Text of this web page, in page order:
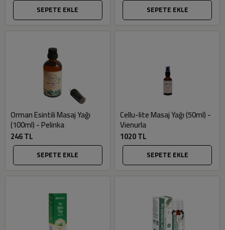
SEPETE EKLE SEPETE EKLE
Orman Esintili Masaj Yağı
(100ml) - Pelinka
246 TL
SEPETE EKLE
Cellu-lite Masaj Yağı (50ml) -
Vienurla
1020 TL
SEPETE EKLE